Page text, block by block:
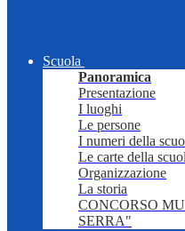
Scuola
Panoramica
Presentazione
I luoghi
Le persone
I numeri della
Le carte della
Organizzazione
La storia
CONCORSO
SERRA"